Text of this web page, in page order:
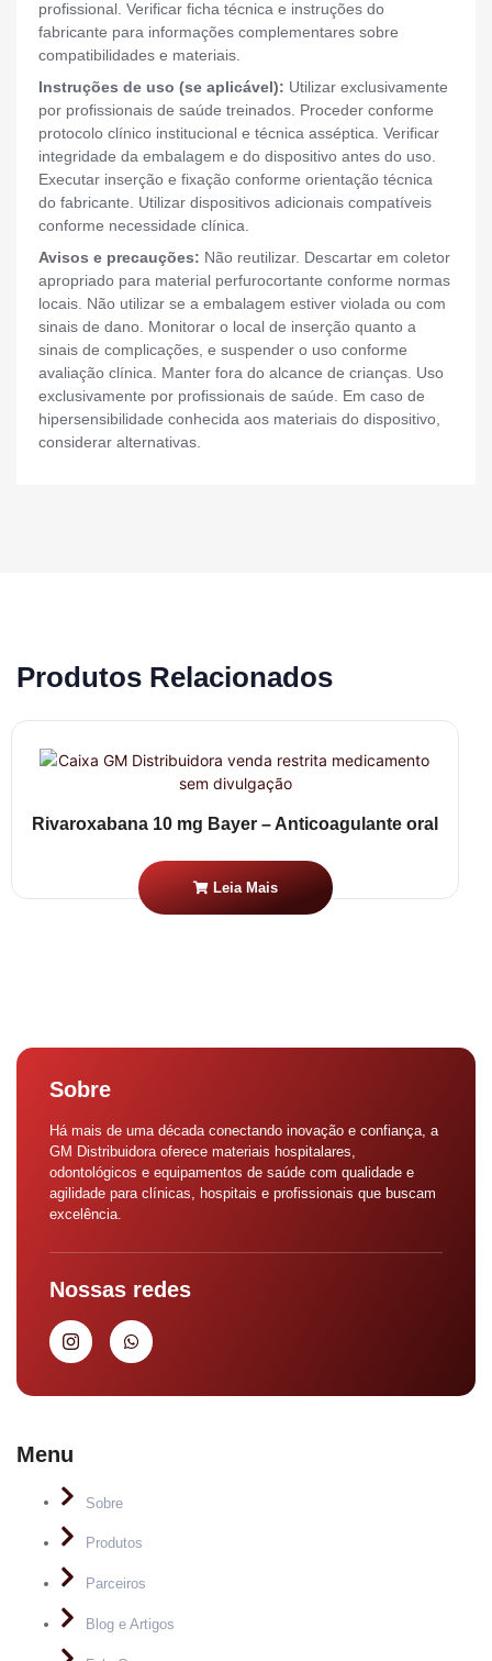
profissional. Verificar ficha técnica e instruções do
fabricante para informações complementares sobre
compatibilidades e materiais.
Instruções de uso (se aplicável): Utilizar exclusivamente
por profissionais de saúde treinados. Proceder conforme
protocolo clínico institucional e técnica asséptica. Verificar
integridade da embalagem e do dispositivo antes do uso.
Executar inserção e fixação conforme orientação técnica
do fabricante. Utilizar dispositivos adicionais compatíveis
conforme necessidade clínica.
Avisos e precauções: Não reutilizar. Descartar em coletor
apropriado para material perfurocortante conforme normas
locais. Não utilizar se a embalagem estiver violada ou com
sinais de dano. Monitorar o local de inserção quanto a
sinais de complicações, e suspender o uso conforme
avaliação clínica. Manter fora do alcance de crianças. Uso
exclusivamente por profissionais de saúde. Em caso de
hipersensibilidade conhecida aos materiais do dispositivo,
considerar alternativas.
Produtos Relacionados
Rivaroxabana 10 mg Bayer – Anticoagulante oral
Leia Mais
Sobre
Há mais de uma década conectando inovação e confiança, a
GM Distribuidora oferece materiais hospitalares,
odontológicos e equipamentos de saúde com qualidade e
agilidade para clínicas, hospitais e profissionais que buscam
excelência.
Nossas redes
Menu
Sobre
Produtos
Parceiros
Blog e Artigos